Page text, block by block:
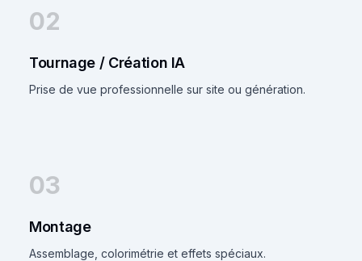
02
Tournage / Création IA
Prise de vue professionnelle sur site ou génération.
03
Montage
Assemblage, colorimétrie et effets spéciaux.